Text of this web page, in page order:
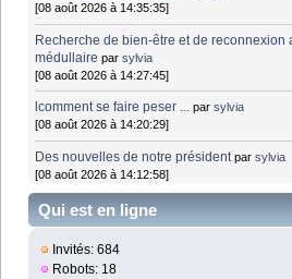
[08 août 2026 à 14:35:35]
Recherche de bien-être et de reconnexion
médullaire parsylvia
[08 août 2026 à 14:27:45]
lcomment se faire peser ... parsylvia
[08 août 2026 à 14:20:29]
Des nouvelles de notre président parsylvia
[08 août 2026 à 14:12:58]
Qui est en ligne
Invités: 684
Robots: 18